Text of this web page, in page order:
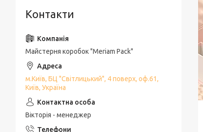
Контакти
Майстерня коробок "Meriam Pack"
м.Київ, БЦ "Світлицький", 4 поверх, оф.61,
Київ, Україна
Вікторія - менеджер